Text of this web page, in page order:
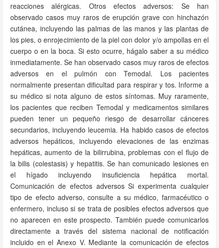
reacciones alérgicas. Otros efectos adversos: Se han
observado casos muy raros de erupción grave con hinchazón
cutánea, incluyendo las palmas de las manos y las plantas de
los pies, o enrojecimiento de la piel con dolor y/o ampollas en el
cuerpo o en la boca. Si esto ocurre, hágalo saber a su médico
inmediatamente. Se han observado casos muy raros de efectos
adversos en el pulmón con Temodal. Los pacientes
normalmente presentan dificultad para respirar y tos. Informe a
su médico si nota alguno de estos síntomas. Muy raramente,
los pacientes que reciben Temodal y medicamentos similares
pueden tener un pequeño riesgo de desarrollar cánceres
secundarios, incluyendo leucemia. Ha habido casos de efectos
adversos hepáticos, incluyendo elevaciones de las enzimas
hepáticas, aumento de la bilirrubina, problemas con el flujo de
la bilis (colestasis) y hepatitis. Se han comunicado lesiones en
el hígado incluyendo insuficiencia hepática mortal.
Comunicación de efectos adversos Si experimenta cualquier
tipo de efecto adverso, consulte a su médico, farmacéutico o
enfermero, incluso si se trata de posibles efectos adversos que
no aparecen en este prospecto. También puede comunicarlos
directamente a través del sistema nacional de notificación
incluido en el Anexo V. Mediante la comunicación de efectos